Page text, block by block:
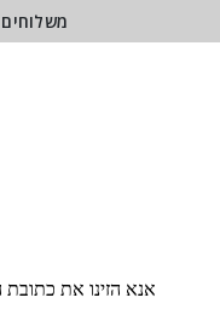
אנא הזינו את